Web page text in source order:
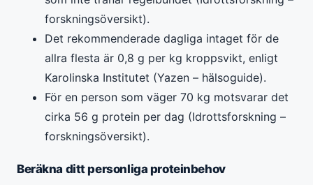
forskningsöversikt).
Det rekommenderade dagliga intaget för de
allra flesta är 0,8 g per kg kroppsvikt, enligt
Karolinska Institutet (Yazen – hälsoguide).
För en person som väger 70 kg motsvarar det
cirka 56 g protein per dag (Idrottsforskning –
forskningsöversikt).
Beräkna ditt personliga proteinbehov